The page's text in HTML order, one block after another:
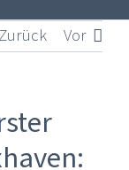
Zurück Vor